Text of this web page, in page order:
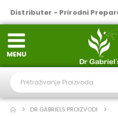
Distributer - Prirodni
MENU
DR GABRIELS PROIZVODI